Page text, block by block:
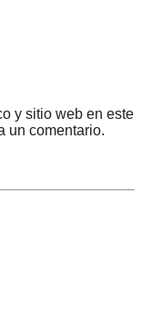
y sitio web en este
un comentario.